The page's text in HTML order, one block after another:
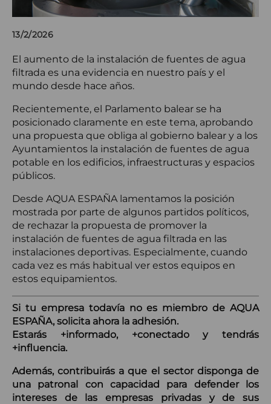
13/2/2026
El aumento de la instalación de fuentes de agua
filtrada es una evidencia en nuestro país y el
mundo desde hace años.
Recientemente, el Parlamento balear se ha
posicionado claramente en este tema, aprobando
una propuesta que obliga al gobierno balear y a los
Ayuntamientos la instalación de fuentes de agua
potable en los edificios, infraestructuras y espacios
públicos.
Desde AQUA ESPAÑA lamentamos la posición
mostrada por parte de algunos partidos políticos,
de rechazar la propuesta de promover la
instalación de fuentes de agua filtrada en las
instalaciones deportivas. Especialmente, cuando
cada vez es más habitual ver estos equipos en
estos equipamientos.
Si tu empresa todavía no es miembro de AQUA
ESPAÑA, solicita ahora la adhesión.
Estarás +informado, +conectado y tendrás
+influencia.
Además, contribuirás a que el sector disponga de
una patronal con capacidad para defender los
intereses de las empresas privadas y de sus